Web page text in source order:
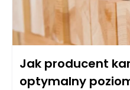
Jak producent
optymalny